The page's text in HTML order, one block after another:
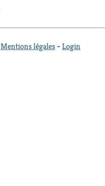
Mentions légales -Login